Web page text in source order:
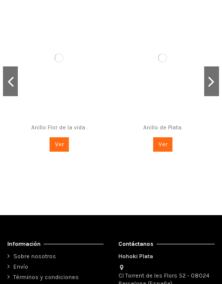
Anillo Flor de la vida .
Ver
Anillo de Plata.
Ver
Información
Sobre nosotros
Envío
Términos y condiciones
Contáctanos
Hohoki Plata
Cl Torrent de les Flors 52 - 08024